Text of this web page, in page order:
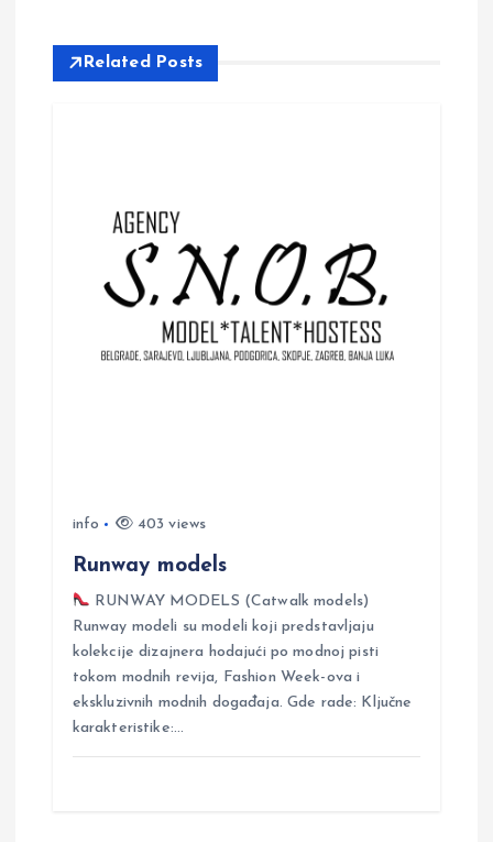
g
Related Posts
info 403 views
Runway models
RUNWAY MODELS (Catwalk models)
Runway modeli su modeli koji predstavljaju
kolekcije dizajnera hodajući po modnoj pisti
tokom modnih revija, Fashion Week-ova i
ekskluzivnih modnih događaja. Gde rade: Ključne
karakteristike:…